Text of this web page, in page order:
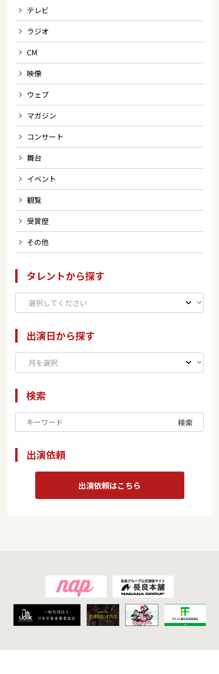
テレビ
ラジオ
CM
映像
ウェブ
マガジン
コンサート
舞台
イベント
観覧
受賞歴
その他
タレントから探す
出演日から探す
検索
検索
出演依頼
出演依頼はこちら